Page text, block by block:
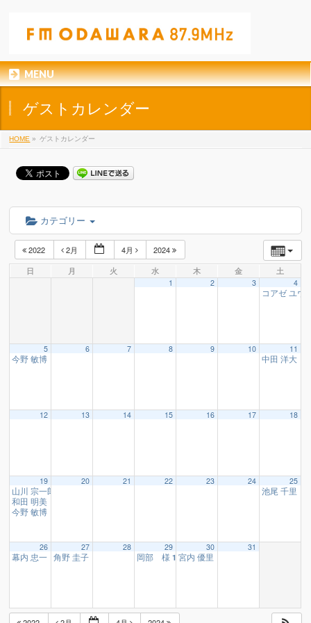
MENU
ゲストカレンダー
HOME » ゲストカレンダー
カテゴリー
2022 2月 4月
2024
日
月 火 水 木 金 土
1 2 3 4
コアゼ ユ
5
今野 敏博 様
6 7 8 9 10 11
中田 洋大
12 13 14 15 16 17 18
19
山川 宗一郎 様
和田 明美 様
今野 敏博 様
20 21 22 23 24 25
池尾 千里
26
幕内 忠一 様10:15
27
角野 圭子 様
28 29
岡部 様16:10
30
宮内 優里 様、梅林 太郎 様
31